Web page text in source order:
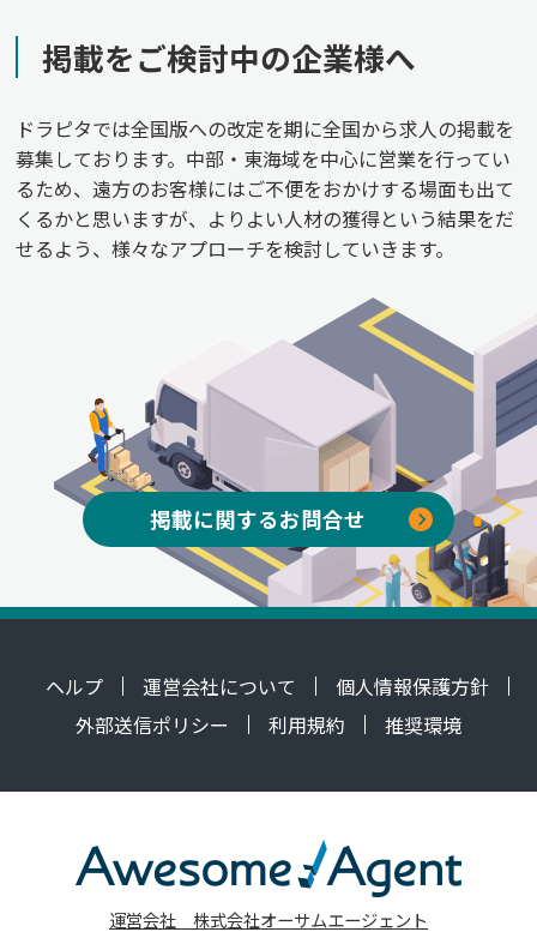
掲載をご検討中の企業様へ
ドラピタでは全国版への改定を期に全国から求人の掲載を
募集しております。中部・東海域を中心に営業を行ってい
るため、遠方のお客様にはご不便をおかけする場面も出て
くるかと思いますが、よりよい人材の獲得という結果をだ
せるよう、様々なアプローチを検討していきます。
掲載に関するお問合せ
ヘルプ 運営会社について
個人情報保護方針
外部送信ポリシー
利用規約 推奨環境
運営会社 株式会社オーサムエージェント